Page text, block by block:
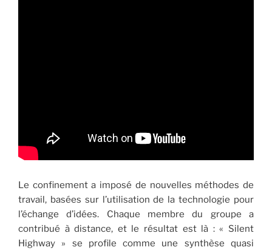
Le confinement a imposé de nouvelles méthodes de
travail, basées sur l’utilisation de la technologie pour
l’échange d’idées. Chaque membre du groupe a
contribué à distance, et le résultat est là : « Silent
Highway » se profile comme une synthèse quasi